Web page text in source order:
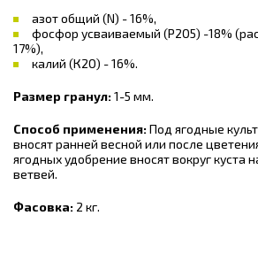
азот общий (N) - 16%,
фосфор усваиваемый (Р2О5) -18%
17%),
калий (К2О) - 16%.
Размер гранул:1-5 мм.
Способ применения:Под ягодные
вносят ранней весной или после
ягодных удобрение вносят вокруг куста
ветвей.
Фасовка: 2 кг.